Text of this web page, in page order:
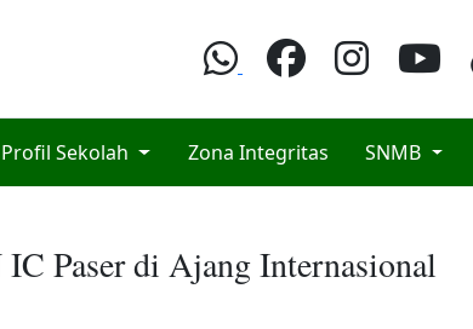
Profil Sekolah Zona Integritas SNMB
Paser di Ajang Internasional